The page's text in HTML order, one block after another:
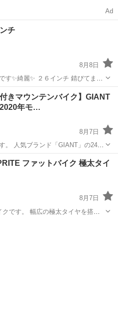
Ad
チ
8月8日
す✨綺麗✨ ２６インチ 錆びてませ
円 自宅まで取
でも大丈夫です 平日昼間、夜何時
自転車
付きマウンテンバイク】GIANT
年モ…
8月7日
24イ
24」です。 ■ 商品の状態
・年式 / 使用期間：2020年モデル / 約5年 ...
イク
ファットバイク 極太タイ
8月7日
です。 幅広の極太タイヤを搭載